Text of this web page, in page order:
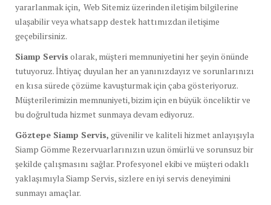
yararlanmak için, Web Sitemiz üzerinden iletişim bilgilerine
ulaşabilir veya whatsapp destek hattımızdan iletişime
geçebilirsiniz.
Siamp Servis olarak, müşteri memnuniyetini her şeyin önünde
tutuyoruz. İhtiyaç duyulan her an yanınızdayız ve sorunlarınızı
en kısa sürede çözüme kavuşturmak için çaba gösteriyoruz.
Müşterilerimizin memnuniyeti, bizim için en büyük önceliktir ve
bu doğrultuda hizmet sunmaya devam ediyoruz.
Göztepe Siamp Servis, güvenilir ve kaliteli hizmet anlayışıyla
Siamp Gömme Rezervuarlarınızın uzun ömürlü ve sorunsuz bir
şekilde çalışmasını sağlar. Profesyonel ekibi ve müşteri odaklı
yaklaşımıyla Siamp Servis, sizlere en iyi servis deneyimini
sunmayı amaçlar.